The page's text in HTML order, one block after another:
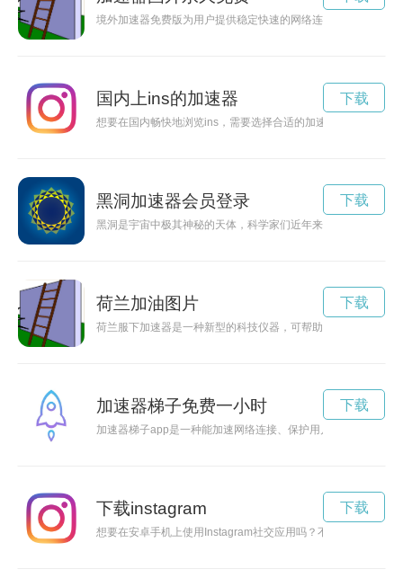
境外加速器免费版为用户提供稳定快速的网络连接，让您畅享
国内上ins的加速器
想要在国内畅快地浏览ins，需要选择合适的加速器。本文将介
下载
黑洞加速器会员登录
黑洞是宇宙中极其神秘的天体，科学家们近年来发现黑洞可能
下载
荷兰加油图片
荷兰服下加速器是一种新型的科技仪器，可帮助人们在运动过
下载
加速器梯子免费一小时
加速器梯子app是一种能加速网络连接、保护用户隐私的工具
下载
下载instagram
想要在安卓手机上使用Instagram社交应用吗？不知道如何下载
下载